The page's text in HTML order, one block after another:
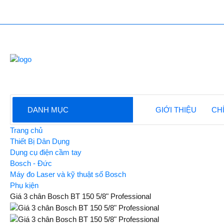
DANH MỤC GIỚI THIỆU
Trang chủ
Thiết Bị Dân Dụng
Dụng cụ điện cầm tay
Bosch - Đức
Máy đo Laser và kỹ thuật số Bosch
Phụ kịện
Giá 3 chân Bosch BT 150 5/8" Professional